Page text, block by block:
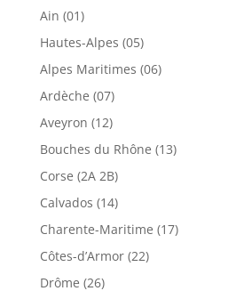
Ain (01)
Hautes-Alpes (05)
Alpes Maritimes (06)
Ardèche (07)
Aveyron (12)
Bouches du Rhône (13)
Corse (2A 2B)
Calvados (14)
Charente-Maritime (17)
Côtes-d’Armor (22)
Drôme (26)